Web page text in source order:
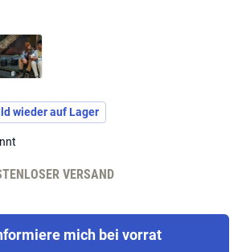
wieder auf Lager
VERSAND
mich bei vorrat